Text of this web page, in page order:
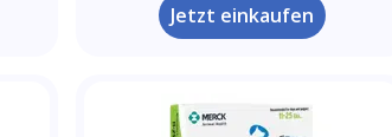
Jetzt einkaufen